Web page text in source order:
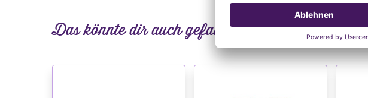
Das könnte dir auch gefallen